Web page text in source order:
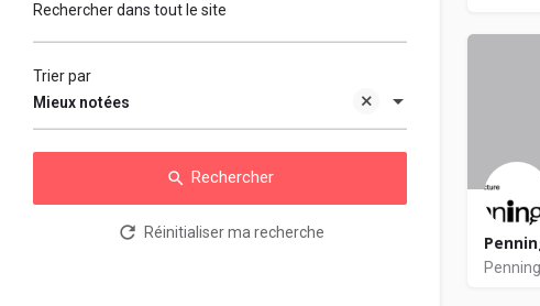
Rechercher dans tout le site
Mieux notées
Trier par
Rechercher
Réinitialiser ma recherche